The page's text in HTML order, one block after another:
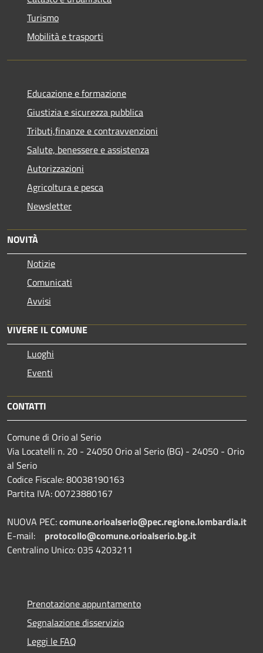
Turismo
Mobilità e trasporti
Educazione e formazione
Giustizia e sicurezza pubblica
Tributi,finanze e contravvenzioni
Salute, benessere e assistenza
Autorizzazioni
Agricoltura e pesca
Newsletter
NOVITÀ
Notizie
Comunicati
Avvisi
VIVERE IL COMUNE
Luoghi
Eventi
CONTATTI
Comune di Orio al Serio
Via Locatelli n. 20 - 24050 Orio al Serio (BG) - 24050 - Orio
al Serio
Codice Fiscale: 80038190163
Partita IVA: 00723880167
NUOVA PEC:comune.orioalserio@pec.regione.lombardia.it
E-mail: protocollo@comune.orioalserio.bg.it
Centralino Unico: 035 4203211
Prenotazione appuntamento
Segnalazione disservizio
Leggi le FAQ